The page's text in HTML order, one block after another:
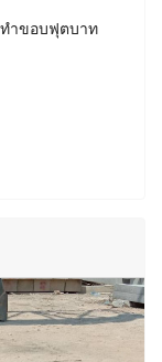
ำขอบฟุตบาท